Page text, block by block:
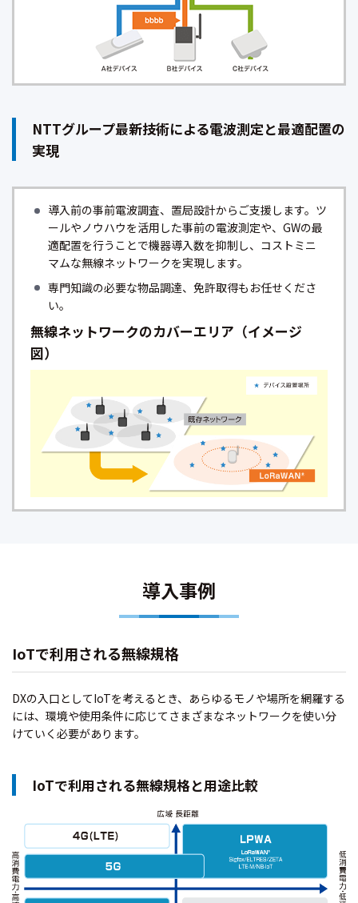
NTTグループ最新技術による電波測定と最適配置の
実現
導入前の事前電波調査、置局設計からご支援します。ツ
ールやノウハウを活用した事前の電波測定や、GWの最
適配置を行うことで機器導入数を抑制し、コストミニ
マムな無線ネットワークを実現します。
専門知識の必要な物品調達、免許取得もお任せくださ
い。
無線ネットワークのカバーエリア（イメージ
図）
導入事例
IoTで利用される無線規格
DXの入口としてIoTを考えるとき、あらゆるモノや場所を網羅する
には、環境や使用条件に応じてさまざまなネットワークを使い分
けていく必要があります。
IoTで利用される無線規格と用途比較